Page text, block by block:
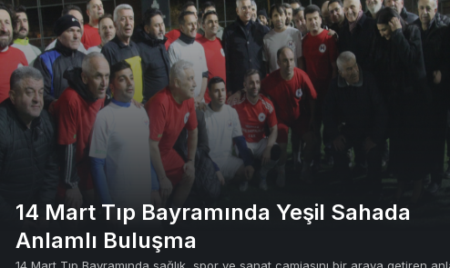
14 Mart Tıp Bayramında Yeşil Sahada
Anlamlı Buluşma